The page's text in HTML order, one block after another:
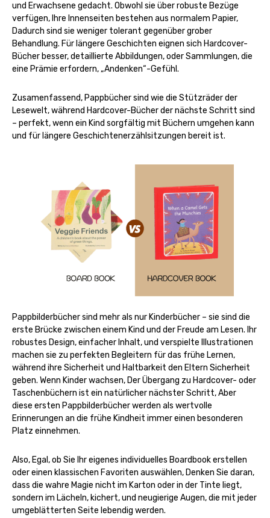
und Erwachsene gedacht. Obwohl sie über robuste Bezüge
verfügen, Ihre Innenseiten bestehen aus normalem Papier,
Dadurch sind sie weniger tolerant gegenüber grober
Behandlung. Für längere Geschichten eignen sich Hardcover-
Bücher besser, detaillierte Abbildungen, oder Sammlungen, die
eine Prämie erfordern, „Andenken“-Gefühl.
Zusamenfassend, Pappbücher sind wie die Stützräder der
Lesewelt, während Hardcover-Bücher der nächste Schritt sind
– perfekt, wenn ein Kind sorgfältig mit Büchern umgehen kann
und für längere Geschichtenerzählsitzungen bereit ist.
Pappbilderbücher sind mehr als nur Kinderbücher – sie sind die
erste Brücke zwischen einem Kind und der Freude am Lesen. Ihr
robustes Design, einfacher Inhalt, und verspielte Illustrationen
machen sie zu perfekten Begleitern für das frühe Lernen,
während ihre Sicherheit und Haltbarkeit den Eltern Sicherheit
geben. Wenn Kinder wachsen, Der Übergang zu Hardcover- oder
Taschenbüchern ist ein natürlicher nächster Schritt, Aber
diese ersten Pappbilderbücher werden als wertvolle
Erinnerungen an die frühe Kindheit immer einen besonderen
Platz einnehmen.
Also, Egal, ob Sie Ihr eigenes individuelles Boardbook erstellen
oder einen klassischen Favoriten auswählen, Denken Sie daran,
dass die wahre Magie nicht im Karton oder in der Tinte liegt,
sondern im Lächeln, kichert, und neugierige Augen, die mit jeder
umgeblätterten Seite lebendig werden.